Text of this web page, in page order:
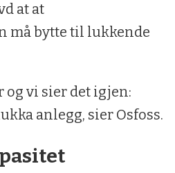
at at
må bytte til lukkende
og vi sier det igjen:
anlegg, sier Osfoss.